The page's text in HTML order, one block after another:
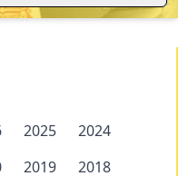
2025
2024
2019
2018